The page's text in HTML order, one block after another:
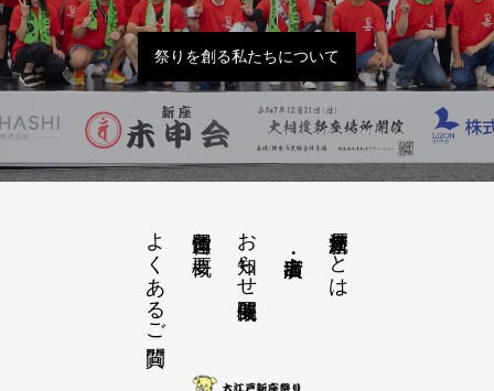
祭りを創る私たちについて
大江戸新座祭りとは
お知らせ開催概要
運営団体と概要
よくあるご質問